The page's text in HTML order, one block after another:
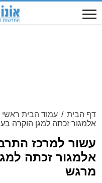
דף הבית / עמוד הבית ראשי
אלמגור זכתה למגן הוקרה
עשור למרכז
אלמגור זכתה
מרגש